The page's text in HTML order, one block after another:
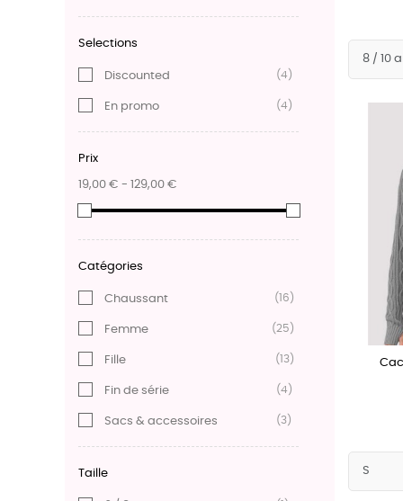
Selections
Discounted (4)
En promo (4)
Prix
19,00 € - 129,00 €
Catégories
Chaussant (16)
Femme (25)
Fille (13)
Fin de série (4)
Sacs & accessoires (3)
Taille